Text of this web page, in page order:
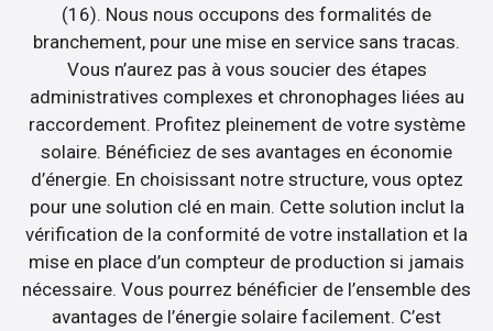
(16). Nous nous occupons des formalités de
branchement, pour une mise en service sans tracas.
Vous n’aurez pas à vous soucier des étapes
administratives complexes et chronophages liées au
raccordement. Profitez pleinement de votre système
solaire. Bénéficiez de ses avantages en économie
d’énergie. En choisissant notre structure, vous optez
pour une solution clé en main. Cette solution inclut la
vérification de la conformité de votre installation et la
mise en place d’un compteur de production si jamais
nécessaire. Vous pourrez bénéficier de l’ensemble des
avantages de l’énergie solaire facilement. C’est